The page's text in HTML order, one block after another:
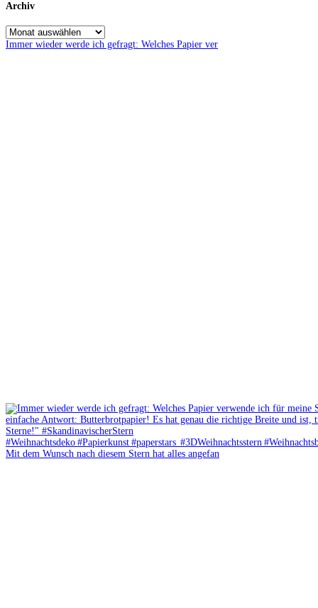
Archiv
Immer wieder werde ich gefragt: Welches Papier ver
Mit dem Wunsch nach diesem Stern hat alles angefan